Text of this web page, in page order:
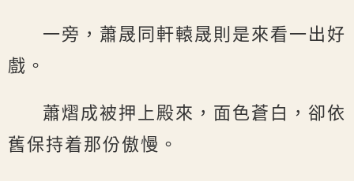
一旁，蕭晟同軒轅晟則是來看一出好
戲。
蕭熠成被押上殿來，面色蒼白，卻依
舊保持着那份傲慢。